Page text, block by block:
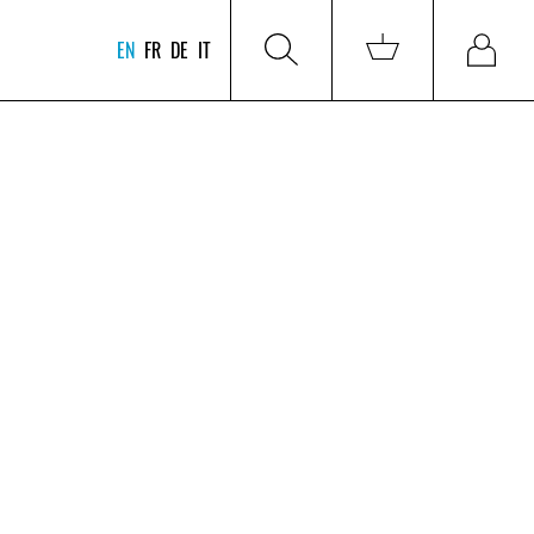
EN FR DE IT